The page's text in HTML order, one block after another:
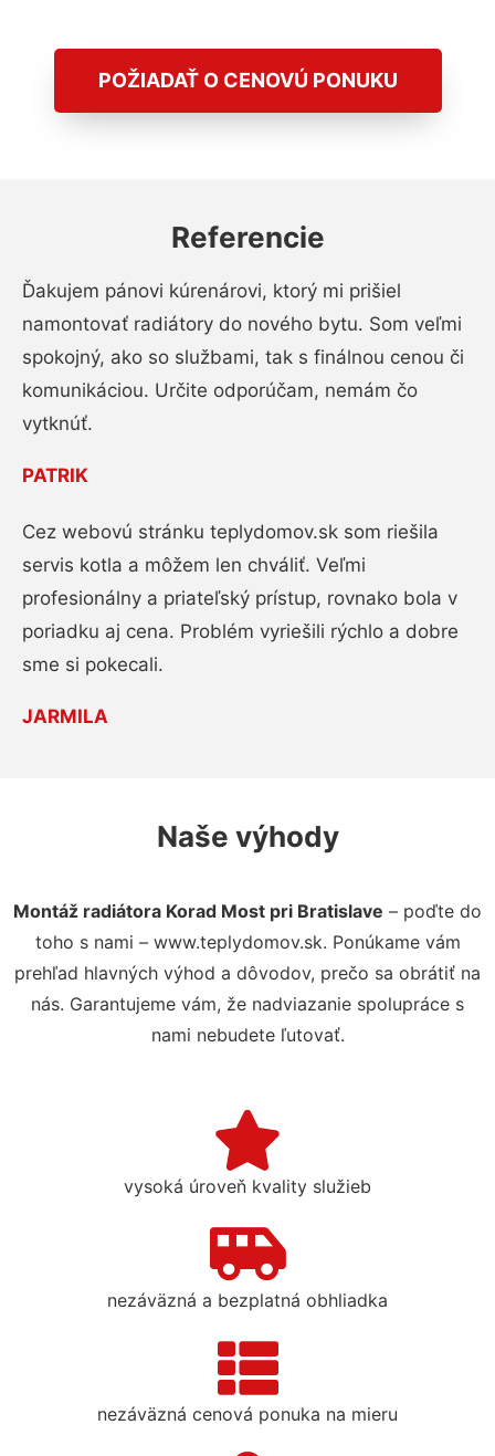
POŽIADAŤ O CENOVÚ PONUKU
Referencie
Ďakujem pánovi kúrenárovi, ktorý mi prišiel
namontovať radiátory do nového bytu. Som veľmi
spokojný, ako so službami, tak s finálnou cenou či
komunikáciou. Určite odporúčam, nemám čo
vytknúť.
PATRIK
Cez webovú stránku teplydomov.sk som riešila
servis kotla a môžem len chváliť. Veľmi
profesionálny a priateľský prístup, rovnako bola v
poriadku aj cena. Problém vyriešili rýchlo a dobre
sme si pokecali.
JARMILA
Naše výhody
Montáž radiátora Korad Most pri Bratislave – poďte do
toho s nami – www.teplydomov.sk. Ponúkame vám
prehľad hlavných výhod a dôvodov, prečo sa obrátiť na
nás. Garantujeme vám, že nadviazanie spolupráce s
nami nebudete ľutovať.
vysoká úroveň kvality služieb
nezáväzná a bezplatná obhliadka
nezáväzná cenová ponuka na mieru